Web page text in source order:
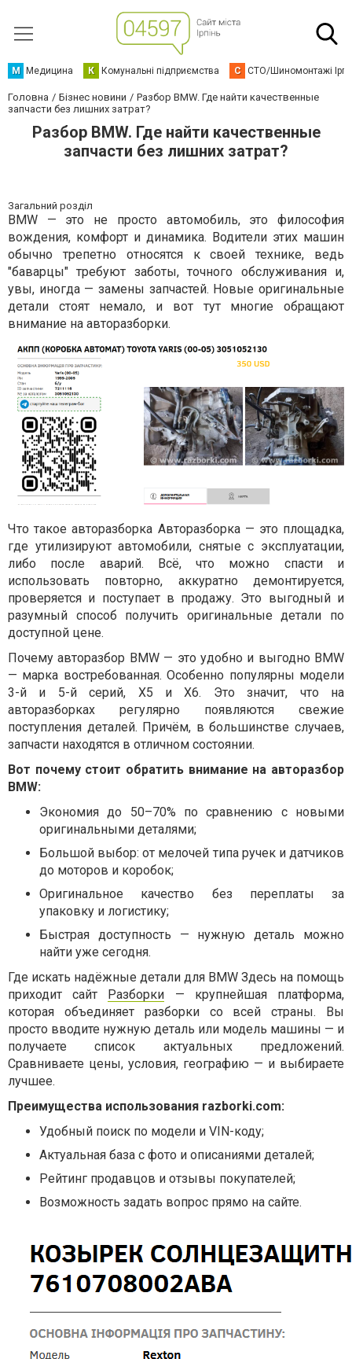
М Медицина К Комунальні підприємства С СТО/Шиномонтажі
Головна Бізнес новини
Разбор BMW. Где найти качественные
запчасти без лишних затрат?
Разбор BMW. Где найти качественные
запчасти без лишних затрат?
Загальний розділ
BMW — это не просто автомобиль, это философия
вождения, комфорт и динамика. Водители этих машин
обычно трепетно относятся к своей технике, ведь
"баварцы" требуют заботы, точного обслуживания и,
увы, иногда — замены запчастей. Новые оригинальные
детали стоят немало, и вот тут многие обращают
внимание на авторазборки.
Что такое авторазборка Авторазборка — это площадка,
где утилизируют автомобили, снятые с эксплуатации,
либо после аварий. Всё, что можно спасти и
использовать повторно, аккуратно демонтируется,
проверяется и поступает в продажу. Это выгодный и
разумный способ получить оригинальные детали по
доступной цене.
Почему авторазбор BMW — это удобно и выгодно BMW
— марка востребованная. Особенно популярны модели
3-й и 5-й серий, X5 и X6. Это значит, что на
авторазборках регулярно появляются свежие
поступления деталей. Причём, в большинстве случаев,
запчасти находятся в отличном состоянии.
Вот почему стоит обратить внимание на авторазбор
BMW:
Экономия до 50–70% по сравнению с новыми
оригинальными деталями;
Большой выбор: от мелочей типа ручек и датчиков
до моторов и коробок;
Оригинальное качество без переплаты за
упаковку и логистику;
Быстрая доступность — нужную деталь можно
найти уже сегодня.
Где искать надёжные детали для BMW Здесь на помощь
приходит сайт Разборки — крупнейшая платформа,
которая объединяет разборки со всей страны. Вы
просто вводите нужную деталь или модель машины — и
получаете список актуальных предложений.
Сравниваете цены, условия, географию — и выбираете
лучшее.
Преимущества использования razborki.com:
Удобный поиск по модели и VIN-коду;
Актуальная база с фото и описаниями деталей;
Рейтинг продавцов и отзывы покупателей;
Возможность задать вопрос прямо на сайте.